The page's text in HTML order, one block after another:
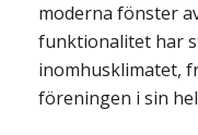
moderna fönster
funktionalitet har
inomhusklimatet,
föreningen i sin